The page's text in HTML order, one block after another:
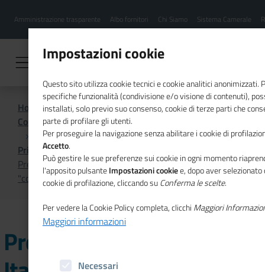
contenuto
Menu
hamburgher
Amministrazione trasparente Albo fornitori Chi Siamo Sistema Camerale
Home
Comunicazione istituzionale per il sistema camerale
Primo Piano
Presentato il 4° Rapporto Italia Generativa: le donne
"colonne invisibili" del nostro Paese
Presentato il 4° Rapporto
Impostazioni cookie
Questo sito utilizza cookie tecnici e cookie analitici anonimizzati.
specifiche funzionalità (condivisione e/o visione di contenuti),
installati, solo previo suo consenso, cookie di terze parti che
parte di profilare gli utenti.
Per proseguire la navigazione senza abilitare i cookie di
Accetto.
Può gestire le sue preferenze sui cookie in ogni momento
l'apposito pulsanteImpostazioni cookiee, dopo aver
cookie di profilazione, cliccando suConferma le scelte.
Per vedere la Cookie Policy completa, clicchi Maggiori
Maggiori informazioni
Necessari